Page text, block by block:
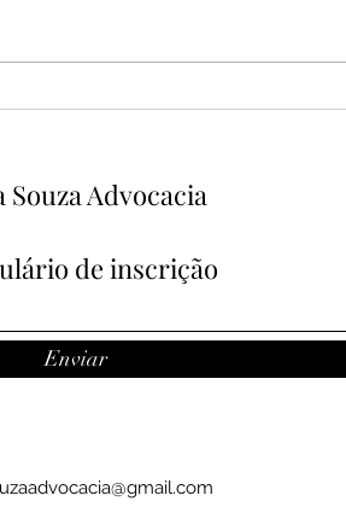
as pessoas
Souza Advocacia
de inscrição
Enviar